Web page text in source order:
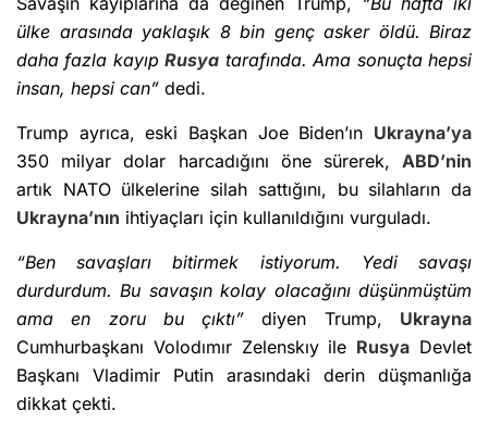
ülke arasında yaklaşık 8 bin genç asker öldü. Biraz
daha fazla kayıpRusya tarafında. Ama sonuçta hepsi
insan, hepsi can” dedi.
Trump ayrıca, eski Başkan Joe Biden’ın Ukrayna’ya
350 milyar dolar harcadığını öne sürerek, ABD’nin
artık NATO ülkelerine silah sattığını, bu silahların da
Ukrayna’nın ihtiyaçları için kullanıldığını vurguladı.
“Ben savaşları bitirmek istiyorum. Yedi savaşı
durdurdum. Bu savaşın kolay olacağını düşünmüştüm
ama en zoru bu çıktı”diyen Trump, Ukrayna
Cumhurbaşkanı Volodımır Zelenskıy ile Rusya Devlet
Başkanı Vladimir Putin arasındaki derin düşmanlığa
dikkat çekti.